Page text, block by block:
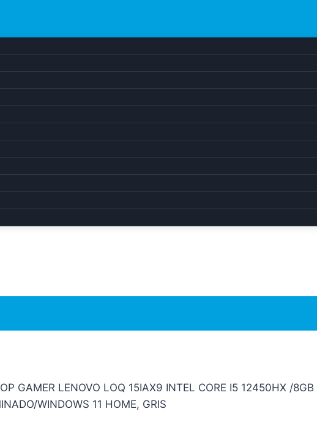
GAMER LENOVO LOQ 15IAX9 INTEL CORE I5 12450HX /
WINDOWS 11 HOME, GRIS